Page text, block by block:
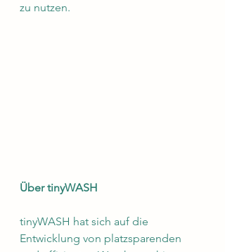
zu nutzen.
Über tinyWASH
tinyWASH hat sich auf die
Entwicklung von platzsparenden